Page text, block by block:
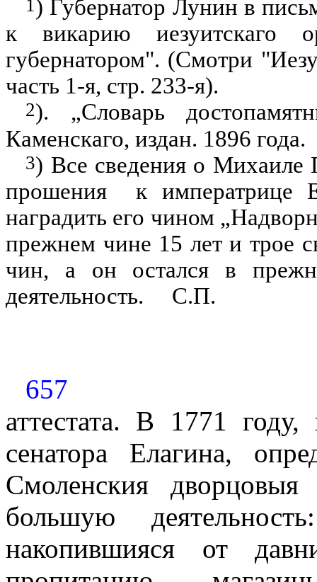
1) Губернатор Лунин в
к викарию иезуитскаго
губернатором". (Смотри
часть 1-я, стр. 233-я).
2). „Словарь
Каменскаго, издан. 1896 года.
3) Все сведения о Михаиле
прошения
к императрице
наградить его чином
прежнем чине 15 лет и трое
чин, а он остался в
деятельность.
С.П.
657
аттестата. В 1771
сенатора Елагина,
Смоленския
большую
накопившияся от